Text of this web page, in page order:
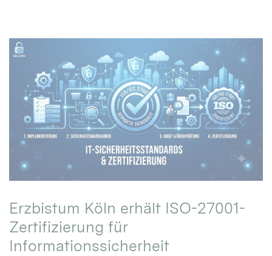
Erzbistum Köln erhält ISO-27001-
Zertifizierung für
Informationssicherheit